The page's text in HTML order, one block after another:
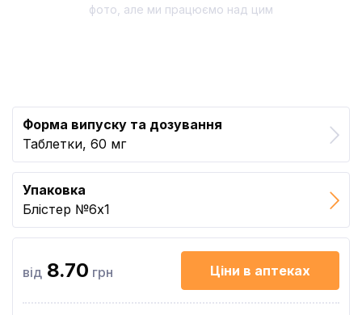
фото, але ми працюємо над цим
Форма випуску та дозування
Таблетки, 60 мг
Упаковка
Блістер №6x1
від 8.70 грн Ціни в аптеках